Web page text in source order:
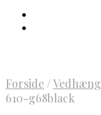
Forside /Vedhæng
610-g68black